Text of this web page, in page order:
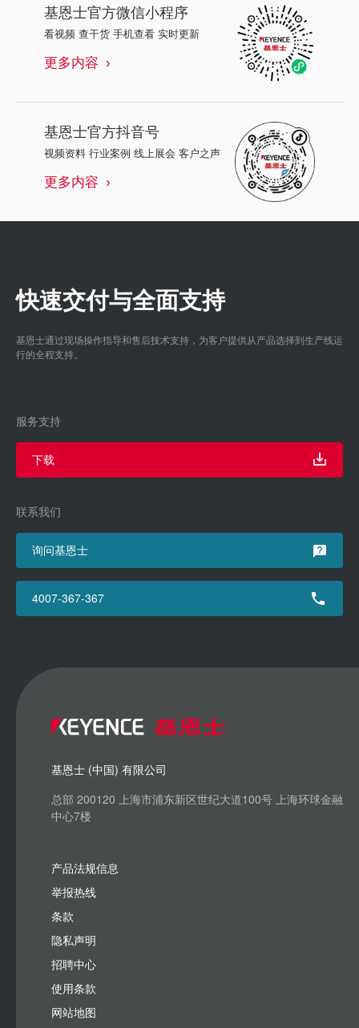
基恩士官方微信小程序
看视频 查干货 手机查看 实时更新
更多内容
基恩士官方抖音号
视频资料 行业案例 线上展会 客户之声
更多内容
快速交付与全面支持
基恩士通过现场操作指导和售后技术支持，为客户提供从产品选择到生产线运
行的全程支持。
服务支持
下载
联系我们
询问基恩士
4007-367-367
基恩士 (中国) 有限公司
总部 200120 上海市浦东新区世纪大道100号 上海环球金融
中心7楼
产品法规信息
举报热线
条款
隐私声明
招聘中心
使用条款
网站地图